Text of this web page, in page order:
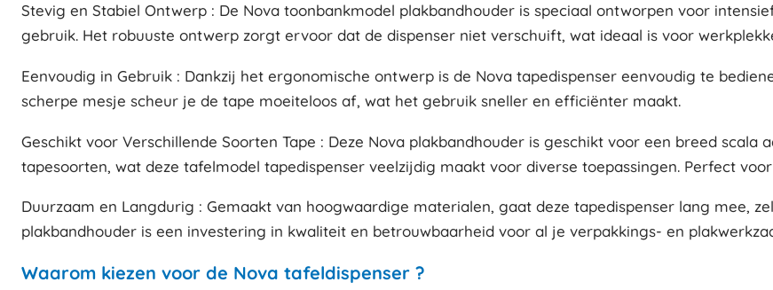
Stevig en Stabiel Ontwerp : De Nova toonbankmodel plakbandhouder is speciaal ontworpen voor
gebruik. Het robuuste ontwerp zorgt ervoor dat de dispenser niet verschuift, wat ideaal is voor
Eenvoudig in Gebruik : Dankzij het ergonomische ontwerp is de Nova tapedispenser eenvoudig te
scherpe mesje scheur je de tape moeiteloos af, wat het gebruik sneller en efficiënter maakt.
Geschikt voor Verschillende Soorten Tape : Deze Nova plakbandhouder is geschikt voor een breed
tapesoorten, wat deze tafelmodel tapedispenser veelzijdig maakt voor diverse toepassingen. Perfect
Duurzaam en Langdurig : Gemaakt van hoogwaardige materialen, gaat deze tapedispenser lang mee,
plakbandhouder is een investering in kwaliteit en betrouwbaarheid voor al je verpakkings- en
Waarom kiezen voor de Nova tafeldispenser ?